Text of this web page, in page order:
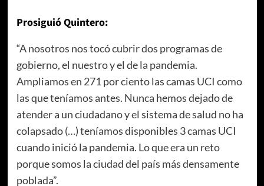
Prosiguió Quintero:
“A nosotros nos tocó cubrir dos programas de
gobierno, el nuestro y el de la pandemia.
Ampliamos en 271 por ciento las camas UCI como
las que teníamos antes. Nunca hemos dejado de
atender a un ciudadano y el sistema de salud no ha
colapsado (…) teníamos disponibles 3 camas UCI
cuando inició la pandemia. Lo que era un reto
porque somos la ciudad del país más densamente
poblada”.